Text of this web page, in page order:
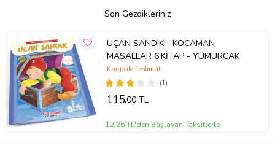
Son Gezdikleriniz
UÇAN SANDIK - KOCAMAN
MASALLAR 6.KİTAP - YUMURCAK
(1)
Kargo ile Teslimat
115,00 TL
12,26 TL'den Başlayan Taksitlerle